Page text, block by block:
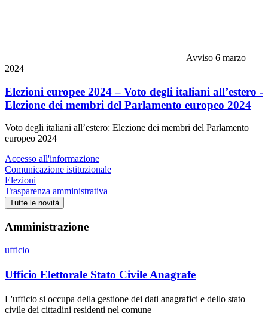
Avviso 6 marzo
2024
Elezioni europee 2024 – Voto degli italiani all’estero -
Elezione dei membri del Parlamento europeo 2024
Voto degli italiani all’estero: Elezione dei membri del Parlamento
europeo 2024
Accesso all'informazione
Comunicazione istituzionale
Elezioni
Trasparenza amministrativa
Tutte le novità
Amministrazione
ufficio
Ufficio Elettorale Stato Civile Anagrafe
L'ufficio si occupa della gestione dei dati anagrafici e dello stato
civile dei cittadini residenti nel comune